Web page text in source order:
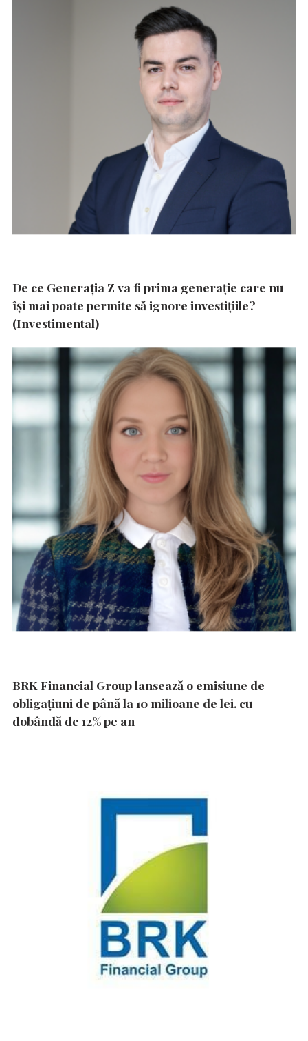
De ce Generația Z va fi prima generație care nu
își mai poate permite să ignore investițiile?
(Investimental)
BRK Financial Group lansează o emisiune de
obligațiuni de până la 10 milioane de lei, cu
dobândă de 12% pe an